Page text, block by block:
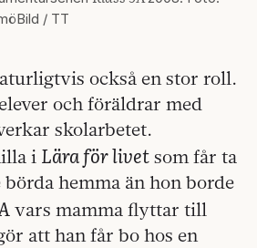
/ TT
också en stor roll.
och föräldrar med
skolarbetet.
i Lära för livet som får ta
hemma än hon borde
vars mamma flyttar till
att han får bo hos en